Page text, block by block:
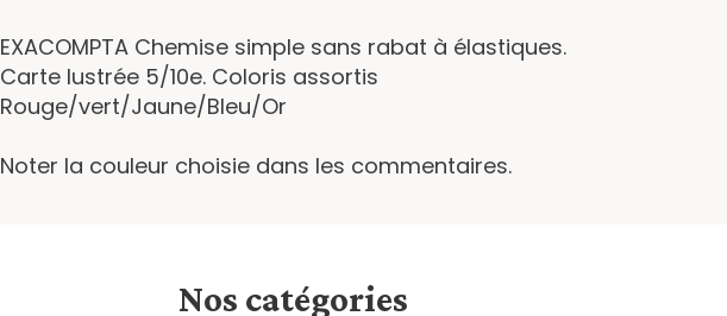
EXACOMPTA Chemise simple sans rabat à élastiques.
Carte lustrée 5/10e. Coloris assortis
Rouge/vert/Jaune/Bleu/Or
Noter la couleur choisie dans les commentaires.
Nos catégories